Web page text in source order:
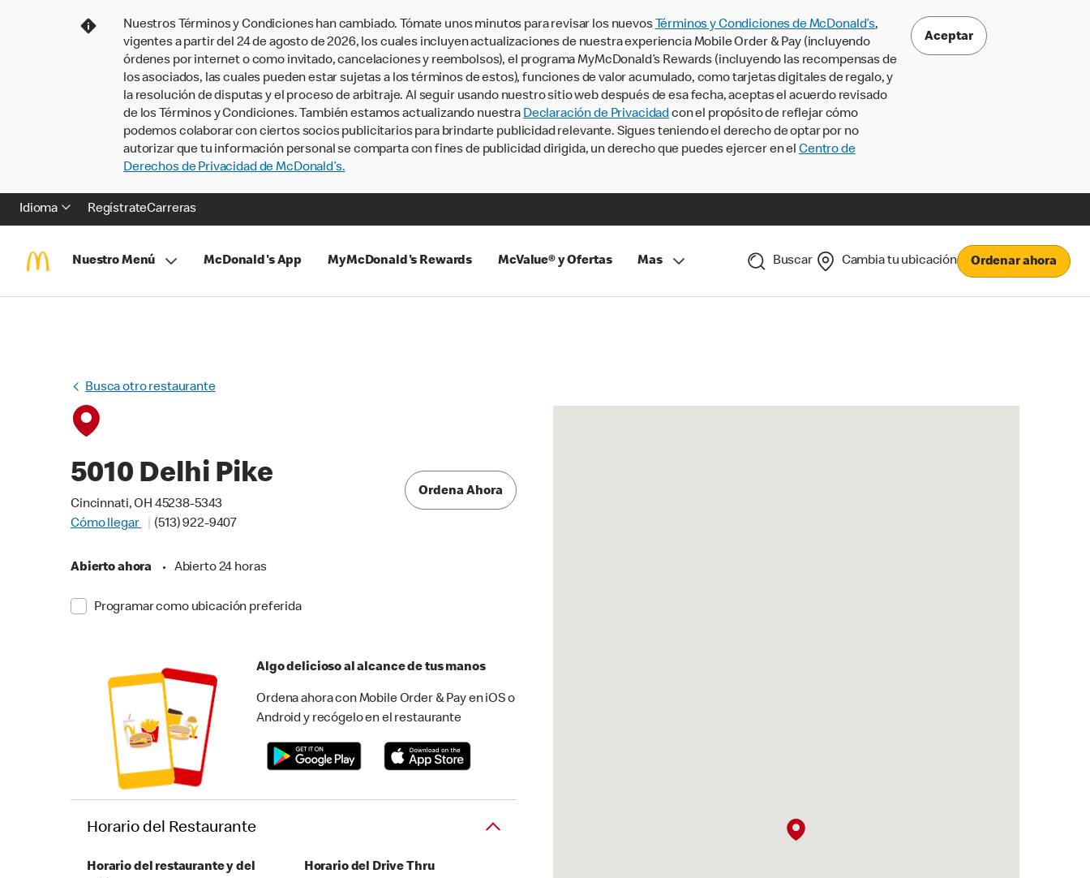
Nuestros Términos y Condiciones han cambiado. Tómate unos minutos para revisar los nuevos Términos y Condiciones de McDonald’s,
vigentes a partir del 24 de agosto de 2026, los cuales incluyen actualizaciones de nuestra experiencia Mobile Order & Pay (incluyendo
órdenes por internet o como invitado, cancelaciones y reembolsos), el programa MyMcDonald’s Rewards (incluyendo las recompensas de
los asociados, las cuales pueden estar sujetas a los términos de estos), funciones de valor acumulado, como tarjetas digitales de regalo, y
la resolución de disputas y el proceso de arbitraje. Al seguir usando nuestro sitio web después de esa fecha, aceptas el acuerdo revisado
de los Términos y Condiciones. También estamos actualizando nuestra Declaración de Privacidadcon el propósito de reflejar cómo
podemos colaborar con ciertos socios publicitarios para brindarte publicidad relevante. Sigues teniendo el derecho de optar por no
autorizar que tu información personal se comparta con fines de publicidad dirigida, un derecho que puedes ejercer en el Centro de
Derechos de Privacidad de McDonald’s.
Aceptar
Idioma RegístrateCarreras
Nuestro Menú McDonald's App MyMcDonald's Rewards McValue® y Ofertas Mas Buscar Cambia tu ubicación Ordenar ahora
Busca otro restaurante
5010 Delhi Pike
Cincinnati, OH 45238-5343
Cómo llegar
(513) 922-9407
Abierto ahora • Abierto 24 horas
Programar como ubicación preferida
Ordena Ahora
Algo delicioso al alcance de tus manos
Ordena ahora con Mobile Order & Pay en iOS o
Android y recógelo en el restaurante
Horario del Restaurante
Horario del restaurante y del
Horario del Drive Thru